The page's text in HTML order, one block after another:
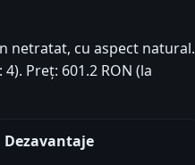
netratat, cu aspect natural.
Preț: 601.2 RON (la
Dezavantaje